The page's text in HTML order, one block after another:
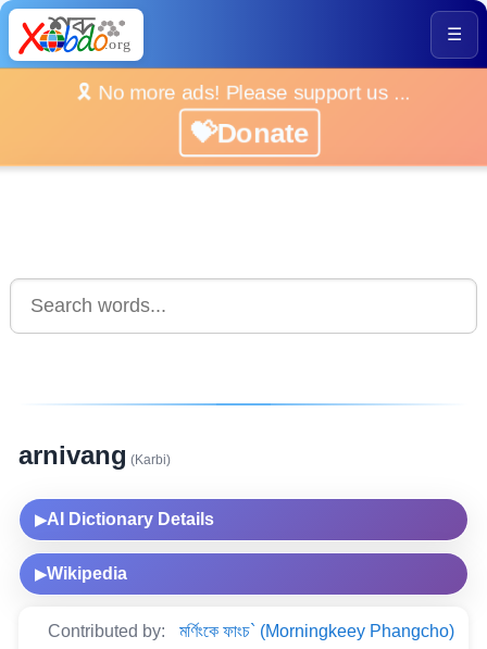
☰
🎗️ No more ads! Please support us ...
💝Donate
arnivang (Karbi)
▶AI Dictionary Details
▶Wikipedia
Contributed by:
মৰ্ণিংকে ফাংচ` (Morningkeey Phangcho)